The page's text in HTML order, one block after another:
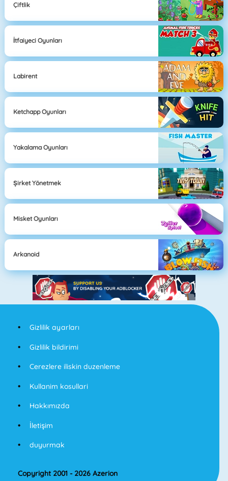
Çiftlik
İtfaiyeci Oyunları
Labirent
Ketchapp Oyunları
Yakalama Oyunları
Şirket Yönetmek
Misket Oyunları
Arkanoid
Gizlilik ayarları
Gizlilik bildirimi
Cerezlere iliskin duzenleme
Kullanim kosullari
Hakkımızda
İletişim
duyurmak
Copyright 2001 - 2026 Azerion